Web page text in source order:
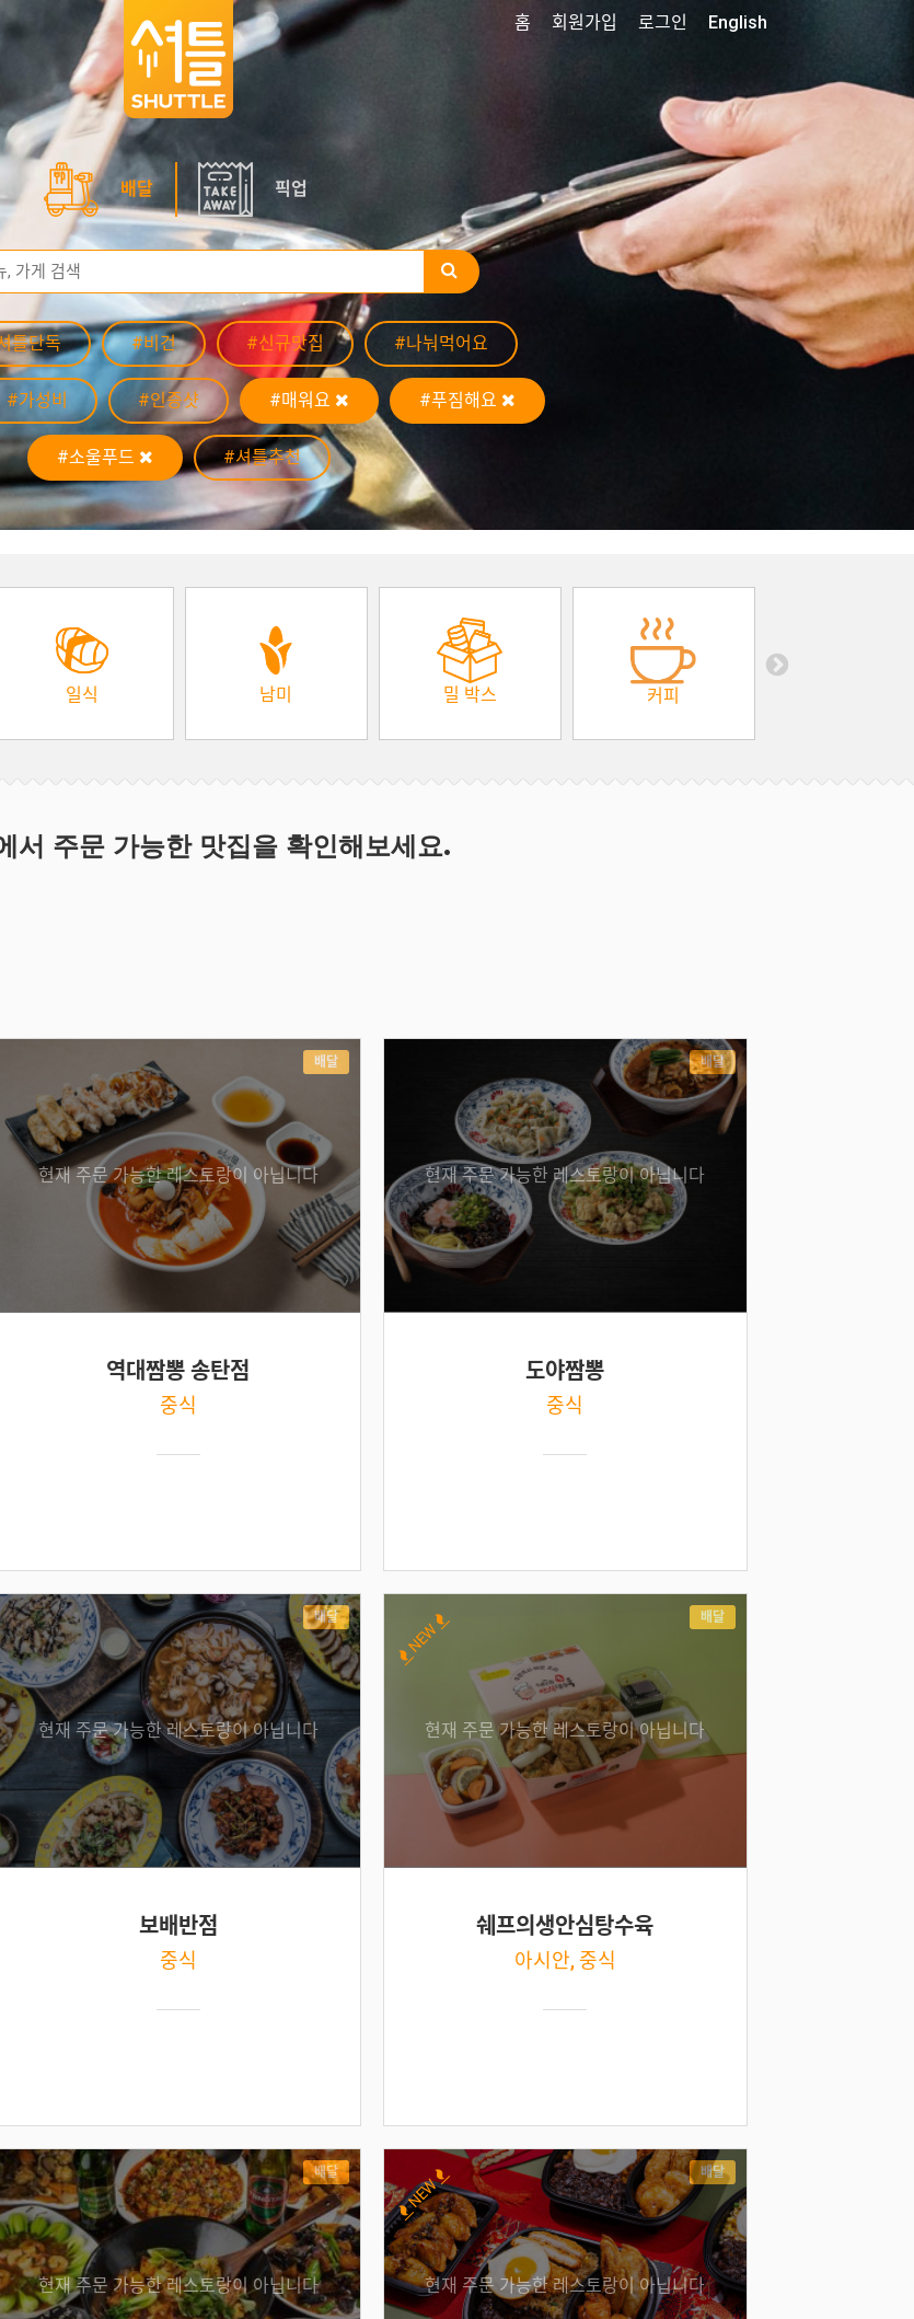
배달 픽업
틀단독 #비건 #신규맛집 #나눠먹어요
#가성비 #인증샷 #매워요 #푸짐해요
#소울푸드 #셔틀추천
홈 회원가입 로그인 English
일식 남미 밀 박스 커피
서 주문 가능한 맛집을 확인해보세요.
배달
현재 주문 가능한 레스토랑이 아닙니다
역대짬뽕 송탄점
중식
배달
현재 주문 가능한 레스토랑이 아닙니다
도야짬뽕
중식
배달
현재 주문 가능한 레스토랑이 아닙니다
보배반점
중식
배달
현재 주문 가능한 레스토랑이 아닙니다
NEW
쉐프의생안심탕수육
아시안, 중식
배달
현재 주문 가능한 레스토랑이 아닙니다
배달
현재 주문 가능한 레스토랑이 아닙니다
NEW